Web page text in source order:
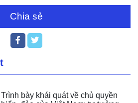
Chia sẻ
Trình bày khái quát về chủ quyền